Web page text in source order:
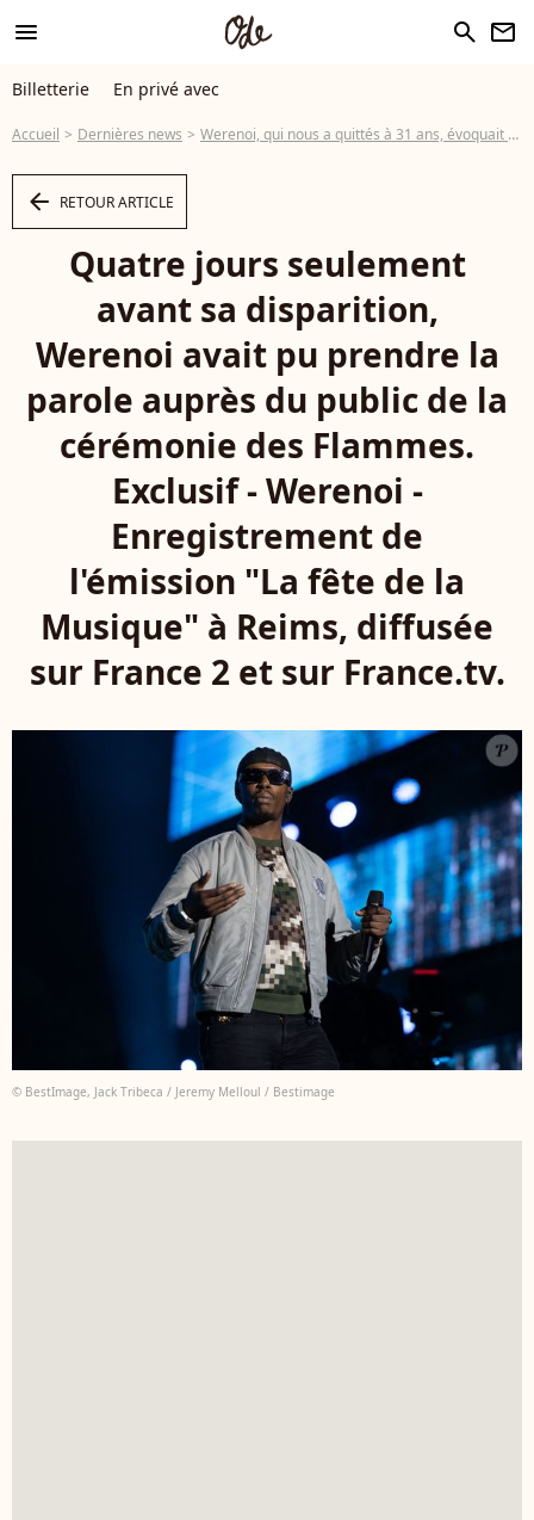
menu search newsletter
Billetterie En privé avec
Accueil Dernières news Werenoi, qui nous a quittés à 31 ans, évoquait un problème de santé lors d'une récente apparition publique
arrow_left RETOUR ARTICLE
Quatre jours seulement
avant sa disparition,
Werenoi avait pu prendre la
parole auprès du public de la
cérémonie des Flammes.
Exclusif - Werenoi -
Enregistrement de
l'émission "La fête de la
Musique" à Reims, diffusée
sur France 2 et sur France.tv.
© BestImage, Jack Tribeca / Jeremy Melloul / Bestimage